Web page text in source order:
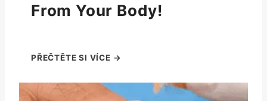
From Your Body!